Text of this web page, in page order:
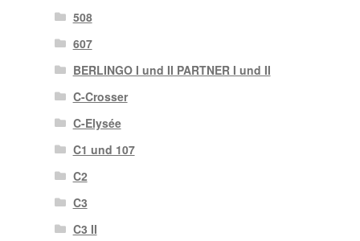
508
607
BERLINGO I und II PARTNER I und II
C-Crosser
C-Elysée
C1 und 107
C2
C3
C3 II